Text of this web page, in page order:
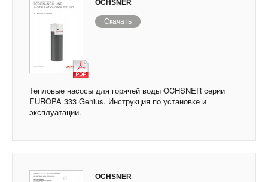
OCHSNER
Скачать
Тепловые насосы для горячей воды OCHSNER серии
EUROPA 333 Genius. Инструкция по установке и
эксплуатации.
OCHSNER